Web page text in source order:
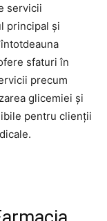
servicii
principal și
sfaturi în
precum
glicemiei și
pentru clienții